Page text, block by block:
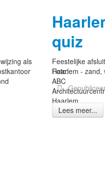
als
quiz
Foto:
ABC
Haarlem
Feestelijke
Haarlem - zand,
Lees meer...